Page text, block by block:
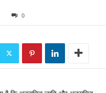
0